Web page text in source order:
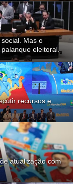
Mas o
eleitoral.
recursos e
atualização com